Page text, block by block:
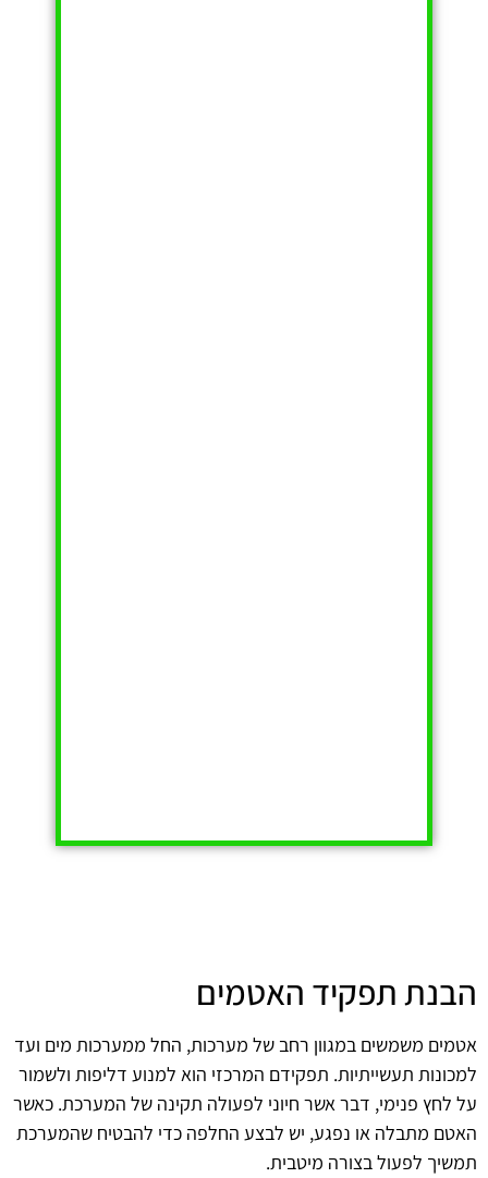
הבנת תפקיד האטמים
אטמים משמשים במגוון רחב של מערכות, החל ממערכות מים ועד
למכונות תעשייתיות. תפקידם המרכזי הוא למנוע דליפות ולשמור
על לחץ פנימי, דבר אשר חיוני לפעולה תקינה של המערכת. כאשר
האטם מתבלה או נפגע, יש לבצע החלפה כדי להבטיח שהמערכת
תמשיך לפעול בצורה מיטבית.